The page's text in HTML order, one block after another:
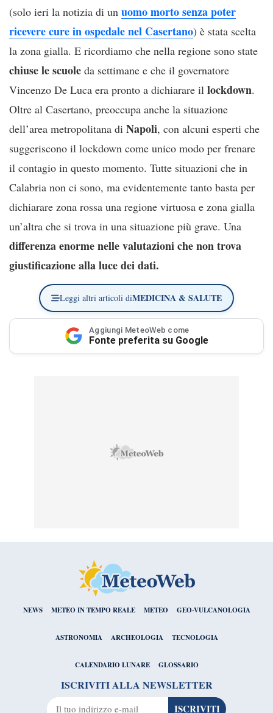
(solo ieri la notizia di un uomo morto senza poter
ricevere cure in ospedale nel Casertano) è stata scelta
la zona gialla. E ricordiamo che nella regione sono state
chiuse le scuole da settimane e che il governatore
Vincenzo De Luca era pronto a dichiarare il lockdown.
Oltre al Casertano, preoccupa anche la situazione
dell’area metropolitana di Napoli, con alcuni esperti che
suggeriscono il lockdown come unico modo per frenare
il contagio in questo momento. Tutte situazioni che in
Calabria non ci sono, ma evidentemente tanto basta per
dichiarare zona rossa una regione virtuosa e zona gialla
un’altra che si trova in una situazione più grave. Una
differenza enorme nelle valutazioni che non trova
giustificazione alla luce dei dati.
Leggi altri articoli diMEDICINA & SALUTE
Aggiungi MeteoWeb come
Fonte preferita su Google
NEWS METEO IN TEMPO REALE METEO GEO-VULCANOLOGIA
ASTRONOMIA ARCHEOLOGIA TECNOLOGIA
CALENDARIO LUNARE GLOSSARIO
ISCRIVITI ALLA NEWSLETTER